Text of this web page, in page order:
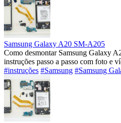
Samsung Galaxy A20 SM-A205
Como desmontar Samsung Galaxy
instruções passo a passo com foto e
#instruções #Samsung #Samsung